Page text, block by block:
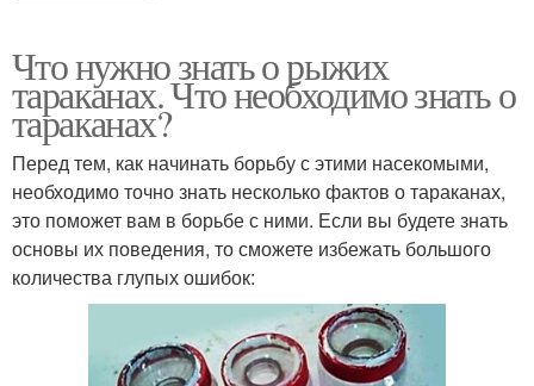
Что нужно знать о рыжих
тараканах. Что необходимо знать о
тараканах?
Перед тем, как начинать борьбу с этими насекомыми,
необходимо точно знать несколько фактов о тараканах,
это поможет вам в борьбе с ними. Если вы будете знать
основы их поведения, то сможете избежать большого
количества глупых ошибок: